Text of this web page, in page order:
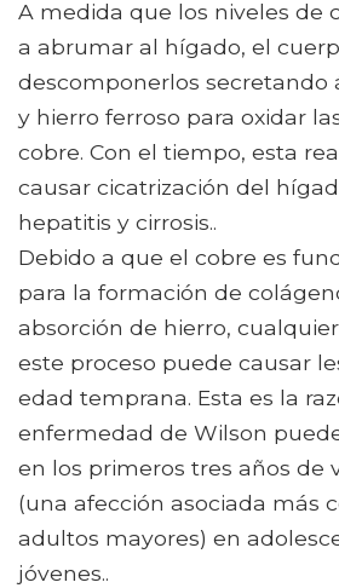
A medida que los niveles de
a abrumar al hígado, el
descomponerlos secretando
y hierro ferroso para oxidar
cobre. Con el tiempo, esta
causar cicatrización del
hepatitis y cirrosis..
Debido a que el cobre es
para la formación de
absorción de hierro,
este proceso puede causar
edad temprana. Esta es la
enfermedad de Wilson
en los primeros tres años de
(una afección asociada más
adultos mayores) en
jóvenes..